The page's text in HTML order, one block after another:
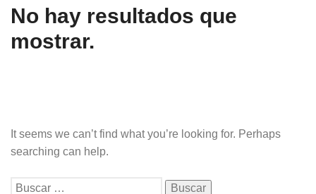
No hay resultados que
mostrar.
It seems we can’t find what you’re looking for. Perhaps
searching can help.
Buscar: